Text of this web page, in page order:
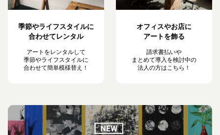
季節やライフスタイルに
合わせてレンタル
アートをレンタルして
季節やライフスタイルに
合わせて簡単模様替え！
オフィスやお店に
アートを飾る
請求書払いや
まとめて導入を検討中の
法人の方はこちら！